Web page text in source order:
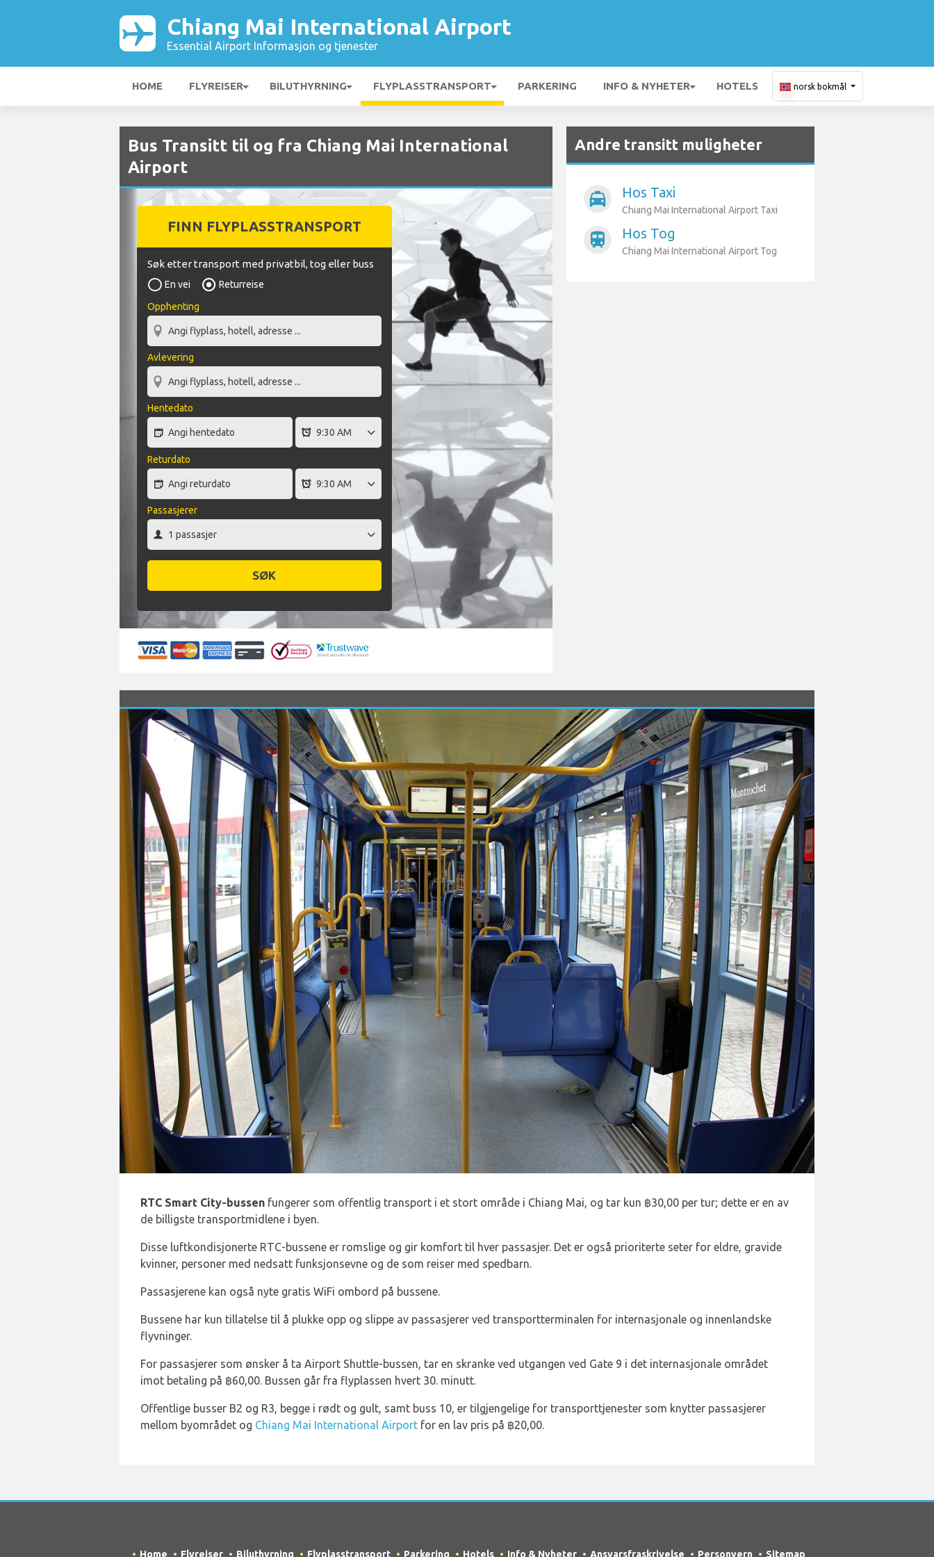
Chiang Mai International Airport
Essential Airport Informasjon og tjenester
HOME FLYREISER BILUTHYRNING FLYPLASSTRANSPORT PARKERING INFO & NYHETER HOTELS norsk bokmål
Bus Transitt til og fra Chiang Mai International
Airport
FINN FLYPLASSTRANSPORT
Søk etter transport med privatbil, tog eller buss
En vei
Returreise
Opphenting
Avlevering
Hentedato
Returdato
Passasjerer
SØK
Andre transitt muligheter
local_taxi Hos Taxi
Chiang Mai International Airport Taxi
train Hos Tog
Chiang Mai International Airport Tog
RTC Smart City-bussen fungerer som offentlig transport i et stort område i Chiang Mai, og tar kun ฿30,00 per tur; dette er en av
de billigste transportmidlene i byen.
Disse luftkondisjonerte RTC-bussene er romslige og gir komfort til hver passasjer. Det er også prioriterte seter for eldre, gravide
kvinner, personer med nedsatt funksjonsevne og de som reiser med spedbarn.
Passasjerene kan også nyte gratis WiFi ombord på bussene.
Bussene har kun tillatelse til å plukke opp og slippe av passasjerer ved transportterminalen for internasjonale og innenlandske
flyvninger.
For passasjerer som ønsker å ta Airport Shuttle-bussen, tar en skranke ved utgangen ved Gate 9 i det internasjonale området
imot betaling på ฿60,00. Bussen går fra flyplassen hvert 30. minutt.
Offentlige busser B2 og R3, begge i rødt og gult, samt buss 10, er tilgjengelige for transporttjenester som knytter passasjerer
mellom byområdet og Chiang Mai International Airport for en lav pris på ฿20,00.
Home Flyreiser Biluthyrning Flyplasstransport Parkering Hotels Info & Nyheter Ansvarsfraskrivelse Personvern Sitemap